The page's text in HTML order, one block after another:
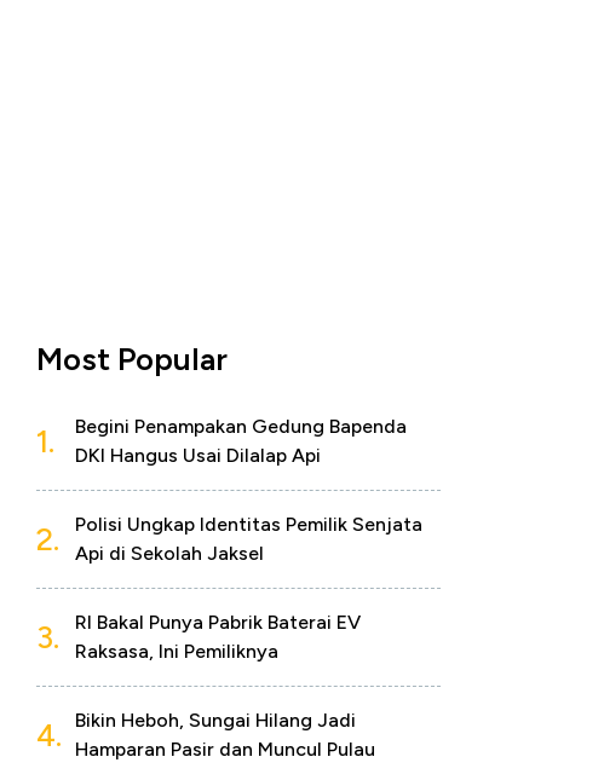
Most Popular
1.
Begini Penampakan Gedung Bapenda
DKI Hangus Usai Dilalap Api
2.
Polisi Ungkap Identitas Pemilik Senjata
Api di Sekolah Jaksel
3.
RI Bakal Punya Pabrik Baterai EV
Raksasa, Ini Pemiliknya
4.
Bikin Heboh, Sungai Hilang Jadi
Hamparan Pasir dan Muncul Pulau